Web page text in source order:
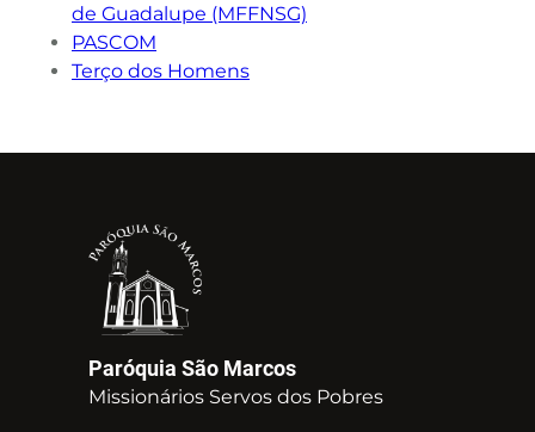
de Guadalupe (MFFNSG)
PASCOM
Terço dos Homens
Paróquia São Marcos
Missionários Servos dos Pobres